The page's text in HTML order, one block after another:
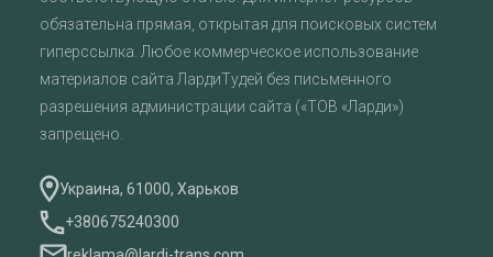
обязательна прямая, открытая для поисковых систем
гиперссылка. Любое коммерческое использование
материалов сайта ЛардиТудей без письменного
разрешения администрации сайта («ТОВ «Ларди»)
запрещено.
Украина, 61000, Харьков
+380675240300